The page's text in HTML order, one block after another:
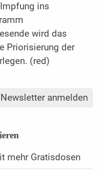
ins
wird das
Priorisierung der
(red)
anmelden
mehr Gratisdosen